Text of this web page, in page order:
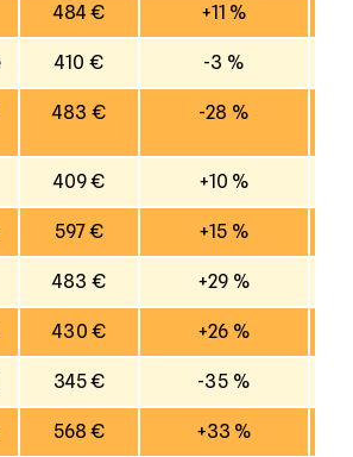
484 € +11 %
410 € -3 %
483 € -28 %
409 € +10 %
597 € +15 %
483 € +29 %
430 € +26 %
345 € -35 %
568 € +33 %